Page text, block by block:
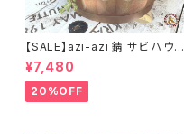
【SALE】azi-azi 錆 サビ ハウス
プランター ラウンド 訳あり 特価
送料無料
¥7,480
20%OFF